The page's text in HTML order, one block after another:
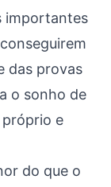
importantes
das provas
o sonho de
e
do que o